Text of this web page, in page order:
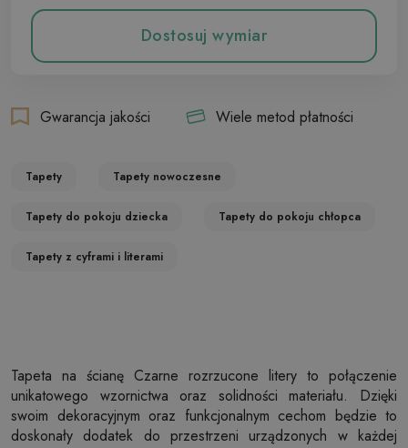
Dostosuj wymiar
Gwarancja jakości Wiele metod płatności
Tapety Tapety nowoczesne
Tapety do pokoju dziecka Tapety do pokoju chłopca
Tapety z cyframi i literami
Tapeta na ścianę Czarne rozrzucone litery to połączenie
unikatowego wzornictwa oraz solidności materiału. Dzięki
swoim dekoracyjnym oraz funkcjonalnym cechom będzie to
doskonały dodatek do przestrzeni urządzonych w każdej